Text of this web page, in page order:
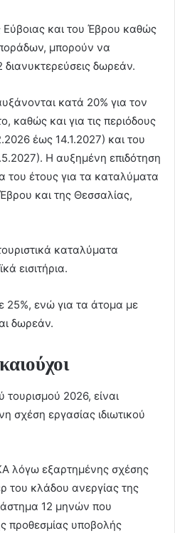
Εύβοιας και του Έβρου καθώς
μπορούν να
δωρεάν.
κατά 20% για τον
καθώς και για τις περιόδους
έως 14.1.2027) και του
Η αυξημένη επιδότηση
του έτους για τα καταλύματα
και της Θεσσαλίας,
καταλύματα
εισιτήρια.
25%, ενώ για τα άτομα με
δωρεάν.
τουρισμού 2026, είναι
σχέση εργασίας ιδιωτικού
λόγω εξαρτημένης σχέσης
του κλάδου ανεργίας της
12 μηνών που
προθεσμίας υποβολής